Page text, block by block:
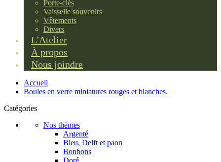
Porte-clés
Vaisselle souvenirs
Vêtements
Divers
L'Atelier
À propos
Nous joindre
Accueil
Boules en verre miniatures rouges et blanches.
Catégories
Nos thèmes
Argenté
Bleu, Delft et paon
Bonbons
Doré